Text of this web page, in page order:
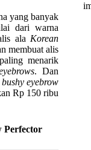
yang banyak
dari warna
ala Korean
membuat alis
menarik
. Dan
bushy eyebrow
Rp 150 ribu
Perfector